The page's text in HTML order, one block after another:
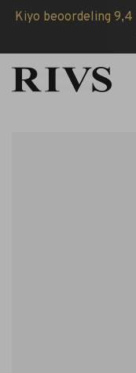
Kiyo beoordeling